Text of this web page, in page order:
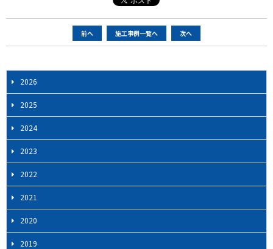
ー
ナ
ビ
ゲ
ー
シ
ョ
ン
前へ 施工事例一覧へ 次へ
2026
2025
2024
2023
2022
2021
2020
2019